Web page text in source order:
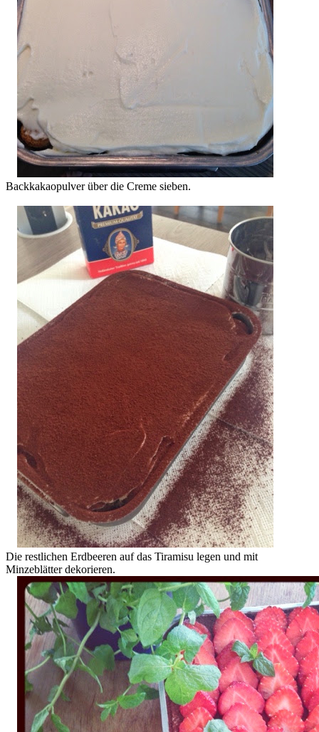
Backkakaopulver über die Creme sieben.
Die restlichen Erdbeeren auf das Tiramisu legen und mit
Minzeblätter dekorieren.